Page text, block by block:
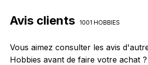
achat sur le site 1001 Hobbies.
cashback sur vos achats chez 1001
Hobbies.
Avis clients 1001 HOBBIES
Vous aimez consulter les avis
Hobbies avant de faire votre achat